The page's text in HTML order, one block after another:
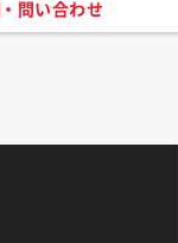
問い合わせ